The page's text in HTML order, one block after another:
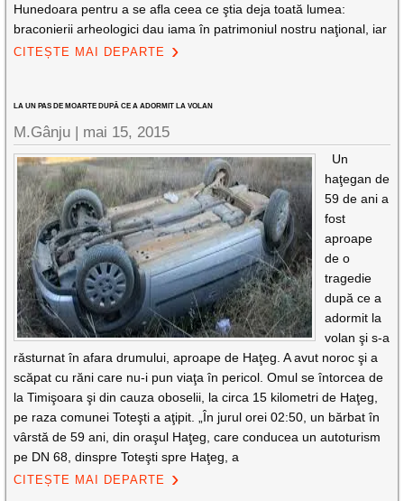
Hunedoara pentru a se afla ceea ce ştia deja toată lumea:
braconierii arheologici dau iama în patrimoniul nostru naţional, iar
CITEȘTE MAI DEPARTE
LA UN PAS DE MOARTE DUPĂ CE A ADORMIT LA VOLAN
M.Gânju | mai 15, 2015
Un
haţegan de
59 de ani a
fost
aproape
de o
tragedie
după ce a
adormit la
volan şi s-a
răsturnat în afara drumului, aproape de Haţeg. A avut noroc şi a
scăpat cu răni care nu-i pun viaţa în pericol. Omul se întorcea de
la Timişoara şi din cauza oboselii, la circa 15 kilometri de Haţeg,
pe raza comunei Toteşti a aţipit. „În jurul orei 02:50, un bărbat în
vârstă de 59 ani, din oraşul Haţeg, care conducea un autoturism
pe DN 68, dinspre Toteşti spre Haţeg, a
CITEȘTE MAI DEPARTE